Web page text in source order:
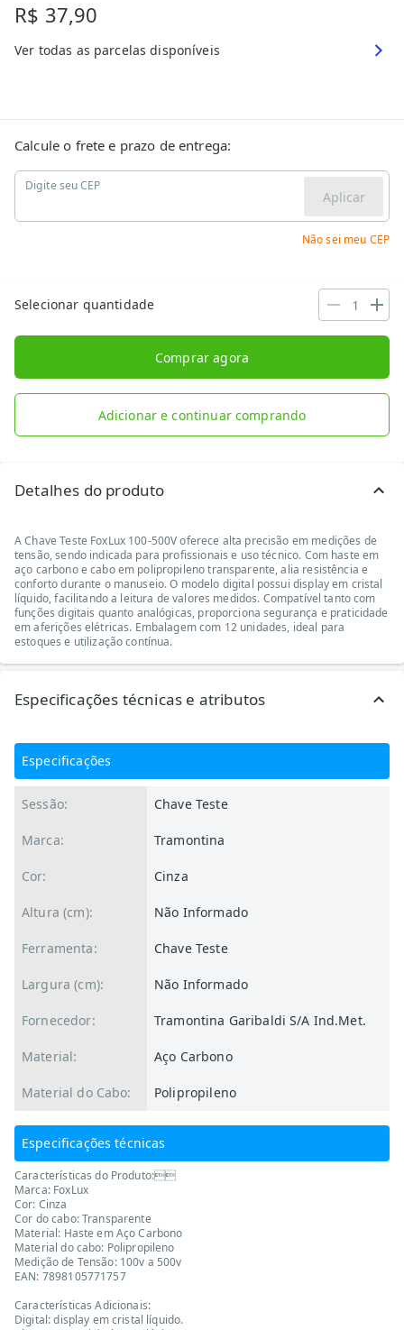
R$ 37,90
Ver todas as parcelas disponíveis
Calcule o frete e prazo de entrega:
Digite seu CEP
Aplicar
Não sei meu CEP
Selecionar quantidade
Comprar agora
Adicionar e continuar comprando
Detalhes do produto
A Chave Teste FoxLux 100-500V oferece alta precisão em medições de
tensão, sendo indicada para profissionais e uso técnico. Com haste em
aço carbono e cabo em polipropileno transparente, alia resistência e
conforto durante o manuseio. O modelo digital possui display em cristal
líquido, facilitando a leitura de valores medidos. Compatível tanto com
funções digitais quanto analógicas, proporciona segurança e praticidade
em aferições elétricas. Embalagem com 12 unidades, ideal para
estoques e utilização contínua.
Especificações técnicas e atributos
Especificações
Sessão: Chave Teste
Marca: Tramontina
Cor: Cinza
Altura (cm): Não Informado
Ferramenta: Chave Teste
Largura (cm): Não Informado
Fornecedor: Tramontina Garibaldi S/A Ind.Met.
Material: Aço Carbono
Material do Cabo: Polipropileno
Especificações técnicas
Características do Produto:
Marca: FoxLux
Cor: Cinza
Cor do cabo: Transparente
Material: Haste em Aço Carbono
Material do cabo: Polipropileno
Medição de Tensão: 100v a 500v
EAN: 7898105771757
Características Adicionais:
Digital: display em cristal líquido.